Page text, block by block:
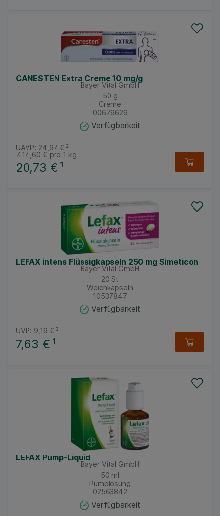
CANESTEN Extra Creme 10 mg/g
Bayer Vital GmbH
50 g
Creme
00679629
Verfügbarkeit
20,73 € ¹
UAVP: 24,97 €²
414,60 € pro 1 kg
LEFAX intens Flüssigkapseln 250 mg Simeticon
Bayer Vital GmbH
20 St
Weichkapseln
10537847
Verfügbarkeit
7,63 € ¹
UVP: 9,19 €³
LEFAX Pump-Liquid
Bayer Vital GmbH
50 ml
Pumplösung
02563842
Verfügbarkeit